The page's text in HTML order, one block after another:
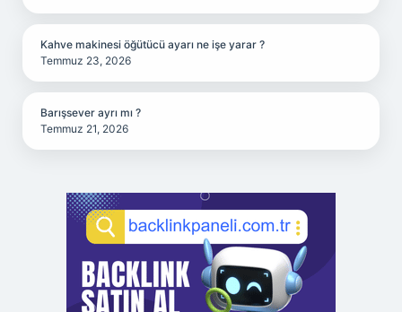
Kahve makinesi öğütücü ayarı ne işe yarar ?
Temmuz 23, 2026
Barışsever ayrı mı ?
Temmuz 21, 2026